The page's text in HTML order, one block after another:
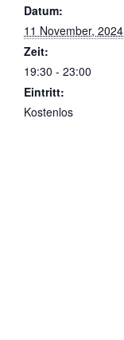
Datum:
11 November, 2024
Zeit:
19:30 - 23:00
Eintritt:
Kostenlos